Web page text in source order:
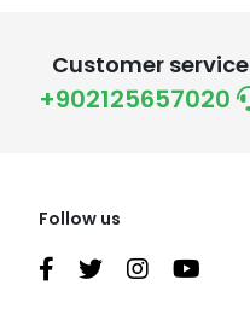
Customer service
+902125657020
Follow us